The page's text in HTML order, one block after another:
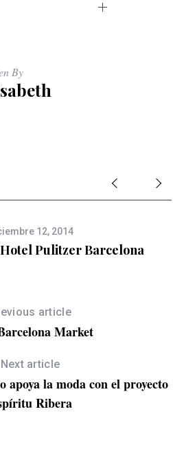
By
12, 2014
Pulitzer Barcelona
article
Market
Next article
apoya la moda con el proyecto
Ribera